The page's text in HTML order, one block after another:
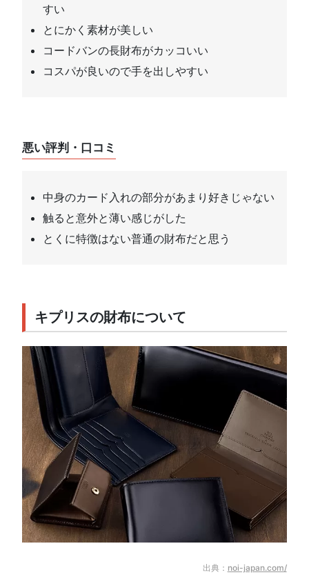
すい
とにかく素材が美しい
コードバンの長財布がカッコいい
コスパが良いので手を出しやすい
悪い評判・口コミ
中身のカード入れの部分があまり好きじゃない
触ると意外と薄い感じがした
とくに特徴はない普通の財布だと思う
キプリスの財布について
出典： noi-japan.com/